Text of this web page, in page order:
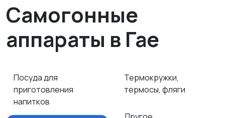
Самогонные
аппараты в Гае
Посуда для
приготовления
напитков
Термокружки,
термосы, фляги